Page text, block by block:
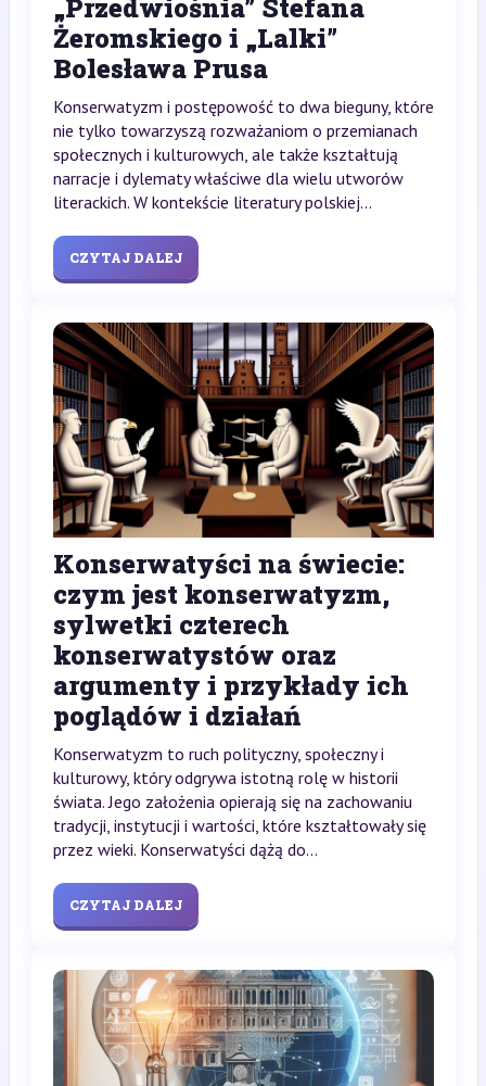
„Przedwiośnia” Stefana
Żeromskiego i „Lalki”
Bolesława Prusa
Konserwatyzm i postępowość to dwa bieguny, które
nie tylko towarzyszą rozważaniom o przemianach
społecznych i kulturowych, ale także kształtują
narracje i dylematy właściwe dla wielu utworów
literackich. W kontekście literatury polskiej...
CZYTAJ DALEJ
Konserwatyści na świecie:
czym jest konserwatyzm,
sylwetki czterech
konserwatystów oraz
argumenty i przykłady ich
poglądów i działań
Konserwatyzm to ruch polityczny, społeczny i
kulturowy, który odgrywa istotną rolę w historii
świata. Jego założenia opierają się na zachowaniu
tradycji, instytucji i wartości, które kształtowały się
przez wieki. Konserwatyści dążą do...
CZYTAJ DALEJ